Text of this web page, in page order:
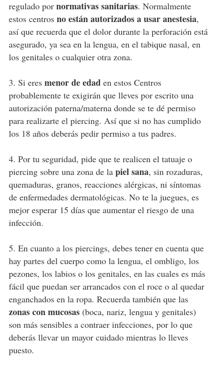
regulado por normativas sanitarias. Normalmente
estos centros no están autorizados a usar anestesia,
así que recuerda que el dolor durante la perforación está
asegurado, ya sea en la lengua, en el tabique nasal, en
los genitales o cualquier otra zona.
3. Si eres menor de edad en estos Centros
probablemente te exigirán que lleves por escrito una
autorización paterna/materna donde se te dé permiso
para realizarte el piercing. Así que si no has cumplido
los 18 años deberás pedir permiso a tus padres.
4. Por tu seguridad, pide que te realicen el tatuaje o
piercing sobre una zona de la piel sana, sin rozaduras,
quemaduras, granos, reacciones alérgicas, ni síntomas
de enfermedades dermatológicas. No te la juegues, es
mejor esperar 15 días que aumentar el riesgo de una
infección.
5. En cuanto a los piercings, debes tener en cuenta que
hay partes del cuerpo como la lengua, el ombligo, los
pezones, los labios o los genitales, en las cuales es más
fácil que puedan ser arrancados con el roce o al quedar
enganchados en la ropa. Recuerda también que las
zonas con mucosas(boca, nariz, lengua y genitales)
son más sensibles a contraer infecciones, por lo que
deberás llevar un mayor cuidado mientras lo lleves
puesto.